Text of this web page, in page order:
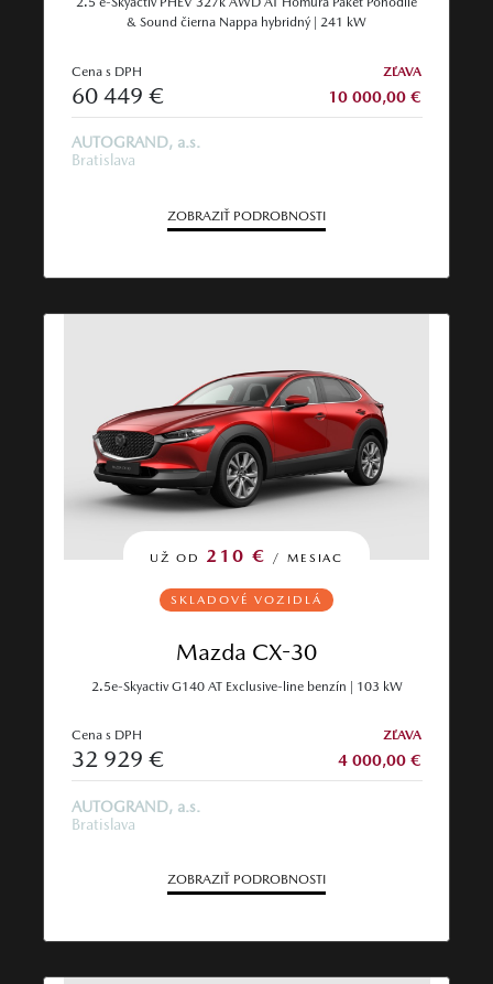
& Sound čierna Nappa hybridný | 241 kW
Cena s DPH
60 449 €
ZĽAVA
10 000,00 €
AUTOGRAND, a.s.
Bratislava
ZOBRAZIŤ PODROBNOSTI
UŽ OD 210 € / MESIAC
SKLADOVÉ VOZIDLÁ
Mazda CX-30
2.5e-Skyactiv G140 AT Exclusive-line benzín | 103 kW
Cena s DPH
32 929 €
ZĽAVA
4 000,00 €
AUTOGRAND, a.s.
Bratislava
ZOBRAZIŤ PODROBNOSTI